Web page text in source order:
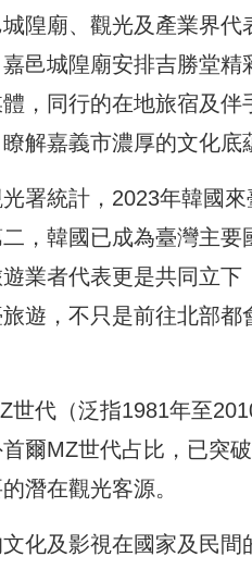
隍廟、觀光及產業界
邑城隍廟安排吉勝堂
，同行的在地旅宿及
解嘉義市濃厚的文化底
署統計，2023年韓國
，韓國已成為臺灣主
業者代表更是共同立
遊，不只是前往北部
世代（泛指1981年至
爾MZ世代占比，已突
潛在觀光客源。
化及影視在國家及民